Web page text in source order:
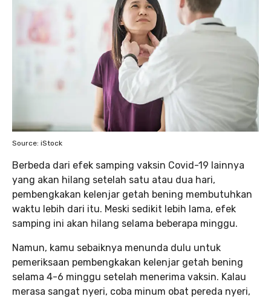
Source: iStock
Berbeda dari efek samping vaksin Covid-19 lainnya
yang akan hilang setelah satu atau dua hari,
pembengkakan kelenjar getah bening membutuhkan
waktu lebih dari itu. Meski sedikit lebih lama, efek
samping ini akan hilang selama beberapa minggu.
Namun, kamu sebaiknya menunda dulu untuk
pemeriksaan pembengkakan kelenjar getah bening
selama 4-6 minggu setelah menerima vaksin. Kalau
merasa sangat nyeri, coba minum obat pereda nyeri,